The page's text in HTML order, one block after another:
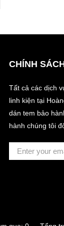
CHÍNH
Tất cả các dịch
linh kiện tại
dán tem bảo
hành chúng tôi